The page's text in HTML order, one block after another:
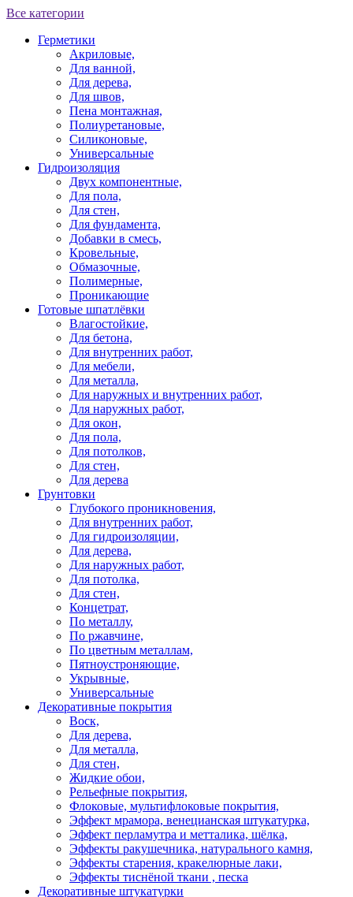
Все категории
Герметики
Акриловые,
Для ванной,
Для дерева,
Для швов,
Пена монтажная,
Полиуретановые,
Силиконовые,
Универсальные
Гидроизоляция
Двух компонентные,
Для пола,
Для стен,
Для фундамента,
Добавки в смесь,
Кровельные,
Обмазочные,
Полимерные,
Проникающие
Готовые шпатлёвки
Влагостойкие,
Для бетона,
Для внутренних работ,
Для мебели,
Для металла,
Для наружных и внутренних работ,
Для наружных работ,
Для окон,
Для пола,
Для потолков,
Для стен,
Для дерева
Грунтовки
Глубокого проникновения,
Для внутренних работ,
Для гидроизоляции,
Для дерева,
Для наружных работ,
Для потолка,
Для стен,
Концетрат,
По металлу,
По ржавчине,
По цветным металлам,
Пятноустроняющие,
Укрывные,
Универсальные
Декоративные покрытия
Воск,
Для дерева,
Для металла,
Для стен,
Жидкие обои,
Рельефные покрытия,
Флоковые, мультифлоковые покрытия,
Эффект мрамора, венецианская штукатурка,
Эффект перламутра и метталика, шёлка,
Эффекты ракушечника, натурального камня,
Эффекты старения, кракелюрные лаки,
Эффекты тиснёной ткани , песка
Декоративные штукатурки